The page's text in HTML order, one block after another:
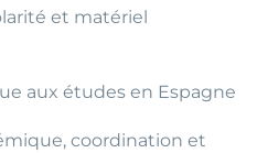
et matériel
aux études en Espagne
coordination et